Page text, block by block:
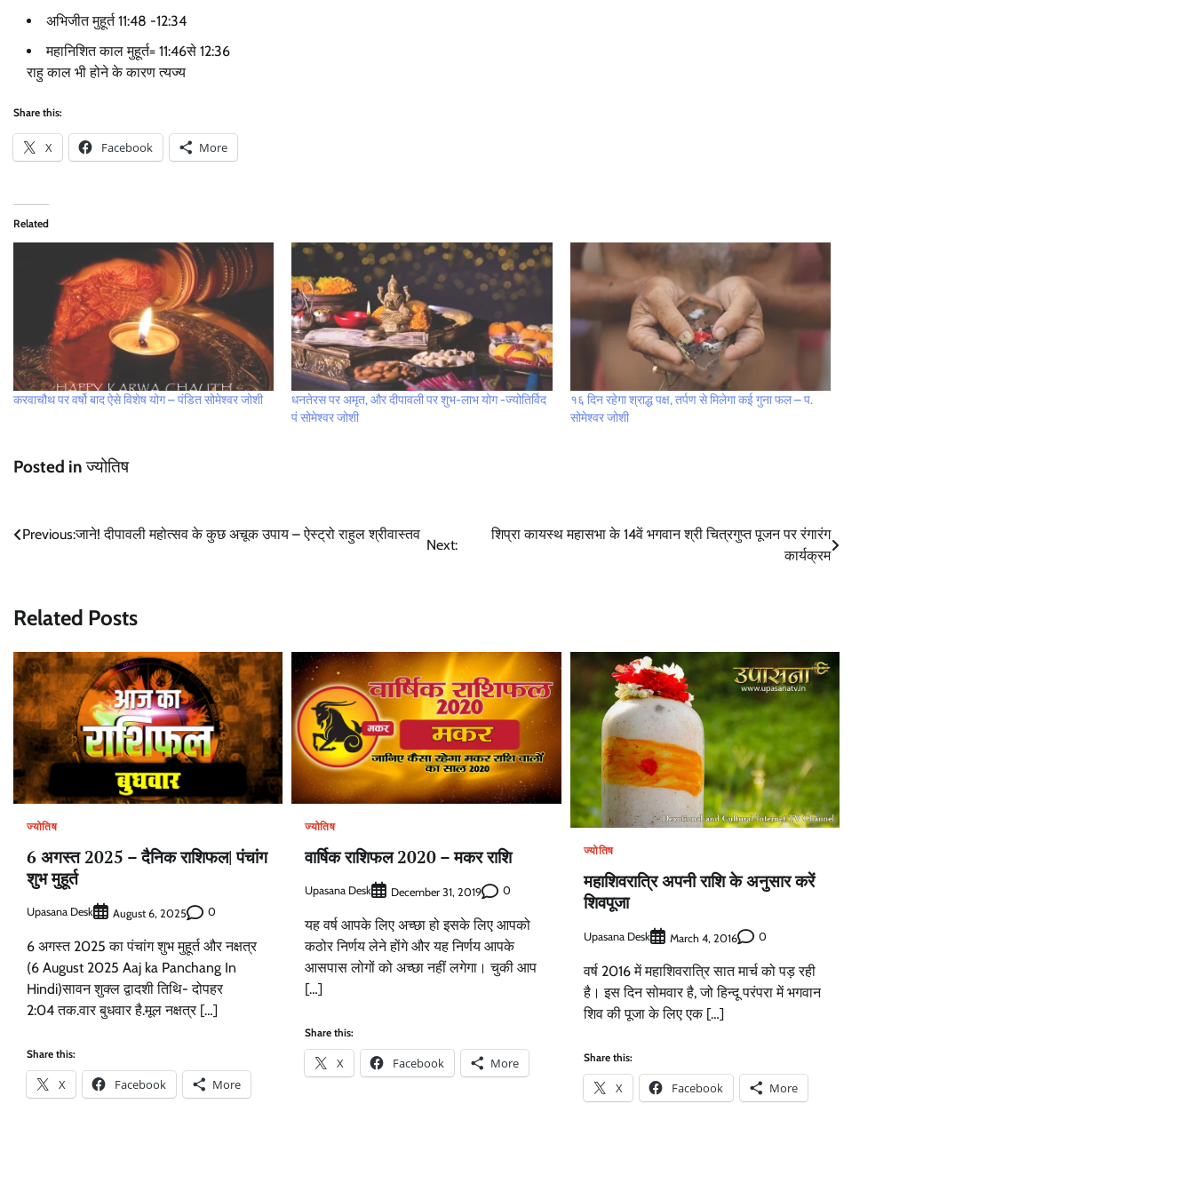
अभिजीत मुहूर्त 11:48 -12:34
महानिशित काल मुहूर्त= 11:46से 12:36
राहु काल भी होने के कारण त्यज्य
Share this:
X Facebook More
Related
करवाचौथ पर वर्षो बाद ऐसे विशेष योग – पंडित सोमेश्वर जोशी
धनतेरस पर अमृत, और दीपावली पर शुभ-लाभ योग -ज्योतिर्विद
पं सोमेश्वर जोशी
१६ दिन रहेगा श्राद्ध पक्ष, तर्पण से मिलेगा कई गुना फल – प.
सोमेश्वर जोशी
Posted inज्योतिष
Post
Previous:जाने! दीपावली महोत्सव के कुछ अचूक उपाय – ऐस्ट्रो राहुल श्रीवास्तव
Next:
शिप्रा कायस्थ महासभा के 14वें भगवान श्री चित्रगुप्त पूजन पर रंगारंग
कार्यक्रम
Related Posts
ज्योतिष
6 अगस्त 2025 – दैनिक राशिफल| पंचांग
शुभ मुहूर्त
Upasana Desk August 6, 2025 0
6 अगस्त 2025 का पंचांग शुभ मुहूर्त और नक्षत्र
(6 August 2025 Aaj ka Panchang In
Hindi)सावन शुक्ल द्वादशी तिथि- दोपहर
2:04 तक.वार बुधवार है.मूल नक्षत्र […]
Share this:
X Facebook More
ज्योतिष
वार्षिक राशिफल 2020 – मकर राशि
Upasana Desk December 31, 2019 0
यह वर्ष आपके लिए अच्छा हो इसके लिए आपको
कठोर निर्णय लेने होंगे और यह निर्णय आपके
आसपास लोगों को अच्छा नहीं लगेगा। चुकी आप
[…]
Share this:
X Facebook More
ज्योतिष
महाशिवरात्रि अपनी राशि के अनुसार करें
शिवपूजा
Upasana Desk March 4, 2016 0
वर्ष 2016 में महाशिवरात्रि सात मार्च को पड़ रही
है। इस दिन सोमवार है, जो हिन्दू परंपरा में भगवान
शिव की पूजा के लिए एक […]
Share this:
X Facebook More